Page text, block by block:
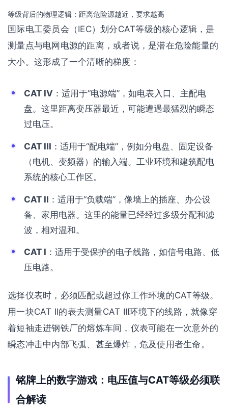
等级背后的物理逻辑：距离危险源越近，要求越高
国际电工委员会（IEC）划分CAT等级的核心逻辑，是
测量点与电网电源的距离，或者说，是潜在危险能量的
大小。这形成了一个清晰的梯度：
CAT IV ：适用于“电源端”，如电表入口、主配电
盘。这里距离变压器最近，可能遭遇最猛烈的瞬态
过电压。
CAT III ：适用于“配电端”，例如分电盘、固定设备
（电机、变频器）的输入端。工业环境和建筑配电
系统的核心工作区。
CAT II ：适用于“负载端”，像墙上的插座、办公设
备、家用电器。这里的能量已经经过多级分配和滤
波，相对温和。
CAT I ：适用于受保护的电子线路，如信号电路、低
压电路。
选择仪表时，必须匹配或超过你工作环境的CAT等级。
用一块CAT II的表去测量CAT III环境下的线路，就像穿
着短袖走进钢铁厂的熔炼车间，仪表可能在一次意外的
瞬态冲击中内部飞弧、甚至爆炸，危及使用者生命。
铭牌上的数字游戏：电压值与CAT等级必须联
合解读